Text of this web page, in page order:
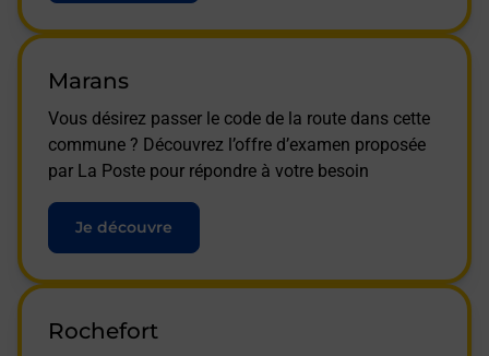
Marans
Vous désirez passer le code de la route dans cette
commune ? Découvrez l’offre d’examen proposée
par La Poste pour répondre à votre besoin
Je découvre
Rochefort